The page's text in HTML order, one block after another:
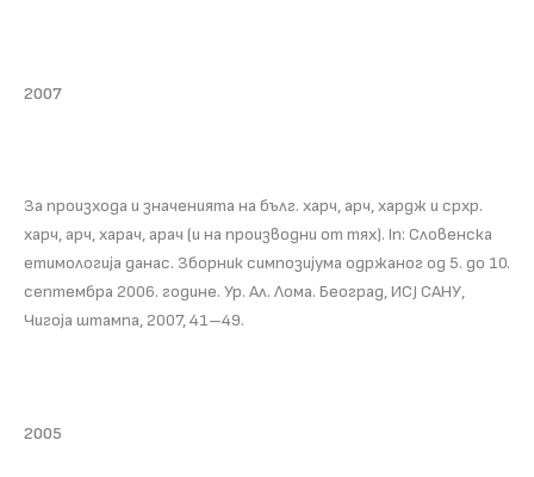
2007
За произхода и значенията на бълг. харч, арч, хардж и срхр.
харч, арч, харач, арач (и на производни от тях). In: Словенска
етимологиjа данас. Зборник симпозиjума одржаног од 5. до 10.
септембра 2006. године. Ур. Ал. Лома. Београд, ИСJ САНУ,
Чигоjа штампа, 2007, 41–49.
2005